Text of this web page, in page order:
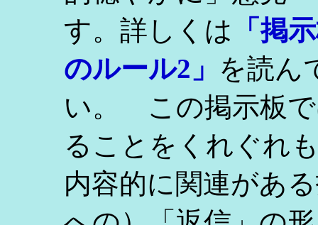
す。詳しくは
「掲
のルール2」 を読ん
い。 この掲示板で
ることをくれぐれ
内容的に関連があ